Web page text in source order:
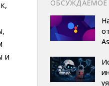
и
ОБСУЖДАЕМОЕ